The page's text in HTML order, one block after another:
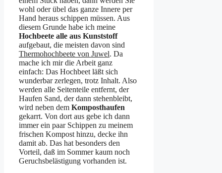
wohl oder übel das ganze Innere per
Hand heraus schippen müssen. Aus
diesem Grunde habe ich meine
Hochbeete alle aus Kunststoff
aufgebaut, die meisten davon sind
Thermohochbeete von Juwel. Da
mache ich mir die Arbeit ganz
einfach: Das Hochbeet läßt sich
wunderbar zerlegen, trotz Inhalt. Also
werden alle Seitenteile entfernt, der
Haufen Sand, der dann stehenbleibt,
wird neben dem Komposthaufen
gekarrt. Von dort aus gebe ich dann
immer ein paar Schippen zu meinem
frischen Kompost hinzu, decke ihn
damit ab. Das hat besonders den
Vorteil, daß im Sommer kaum noch
Geruchsbelästigung vorhanden ist.